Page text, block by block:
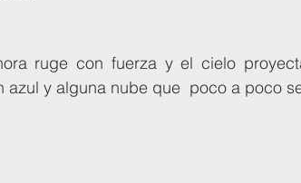
y alguna nube que  poco a poco